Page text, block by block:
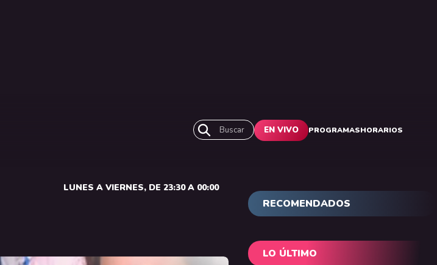
Buscar EN VIVO PROGRAMASHORARIOS
LUNES A VIERNES, DE 23:30 A 00:00
RECOMENDADOS
LO ÚLTIMO